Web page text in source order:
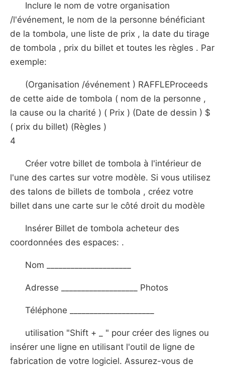
Inclure le nom de votre organisation
/l'événement, le nom de la personne bénéficiant
de la tombola, une liste de prix , la date du tirage
de tombola , prix du billet et toutes les règles . Par
exemple:
(Organisation /événement ) RAFFLEProceeds
de cette aide de tombola ( nom de la personne ,
la cause ou la charité ) ( Prix ) (Date de dessin ) $
( prix du billet) (Règles )
4
Créer votre billet de tombola à l'intérieur de
l'une des cartes sur votre modèle. Si vous utilisez
des talons de billets de tombola , créez votre
billet dans une carte sur le côté droit du modèle
Insérer Billet de tombola acheteur des
coordonnées des espaces: .
Nom _____________________
Adresse ___________________ Photos
Téléphone _____________________
utilisation "Shift + _ " pour créer des lignes ou
insérer une ligne en utilisant l'outil de ligne de
fabrication de votre logiciel. Assurez-vous de